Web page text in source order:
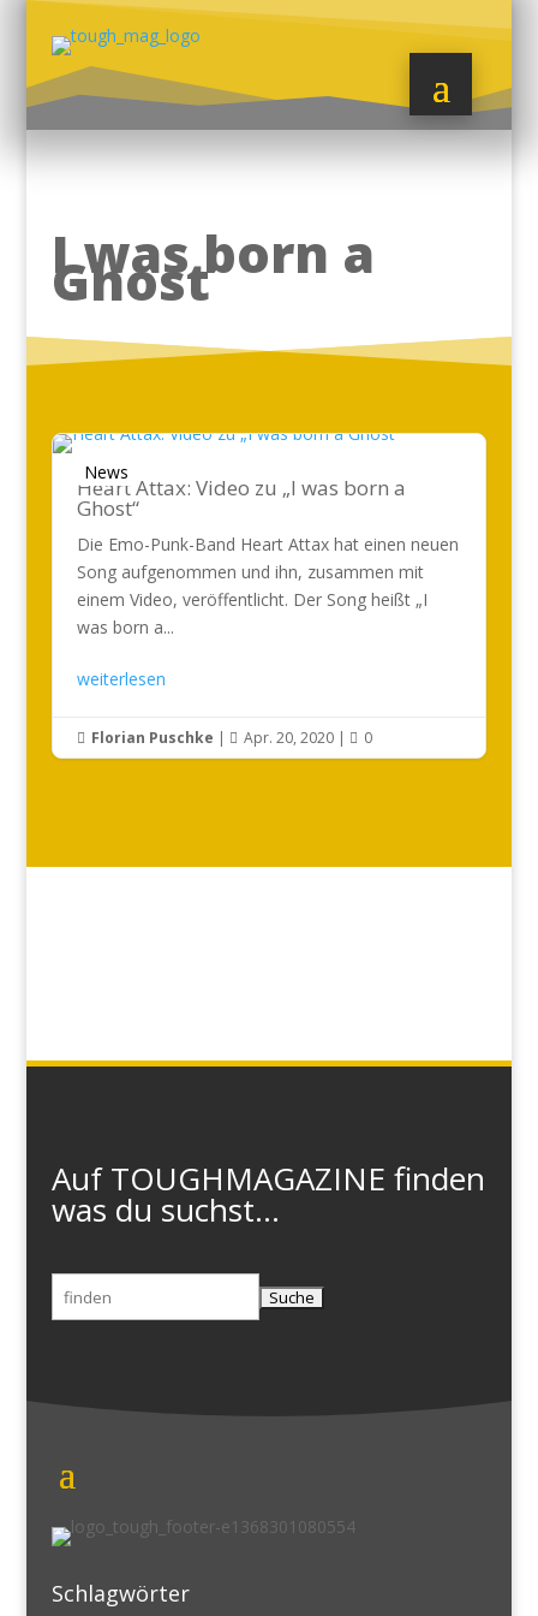
I was born a
Ghost
News
Heart Attax: Video zu „I was born a
Ghost“
Die Emo-Punk-Band Heart Attax hat einen neuen
Song aufgenommen und ihn, zusammen mit
einem Video, veröffentlicht. Der Song heißt „I
was born a...
weiterlesen
 Florian Puschke |  Apr. 20, 2020|  0
Auf TOUGHMAGAZINE finden
was du suchst...
Suchen
nach:
Schlagwörter